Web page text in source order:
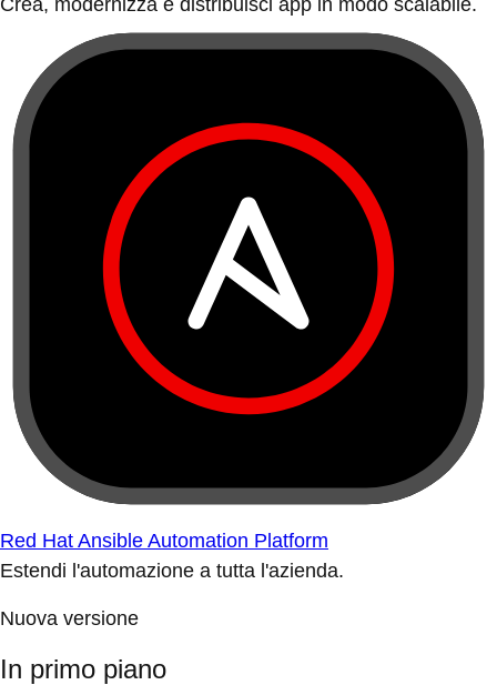
Crea, modernizza e distribuisci app in modo scalabile.
Red Hat Ansible Automation Platform
Estendi l'automazione a tutta l'azienda.
Nuova versione
In primo piano